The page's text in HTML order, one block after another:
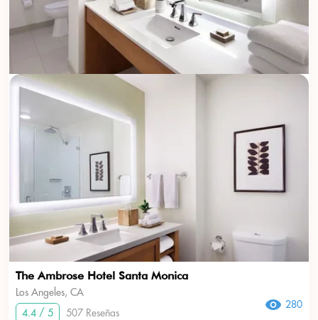
The Ambrose Hotel Santa Monica
Los Angeles, CA
4.4 / 5
507 Reseñas
280